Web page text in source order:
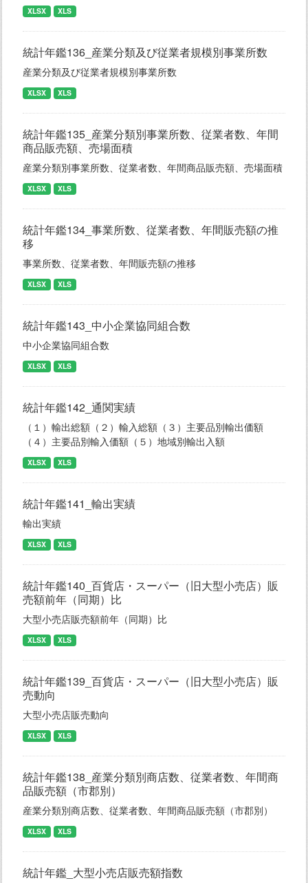
XLSX XLS
統計年鑑136_産業分類及び従業者規模別事業所数
産業分類及び従業者規模別事業所数
XLSX XLS
統計年鑑135_産業分類別事業所数、従業者数、年間
商品販売額、売場面積
産業分類別事業所数、従業者数、年間商品販売額、売場面積
XLSX XLS
統計年鑑134_事業所数、従業者数、年間販売額の推
移
事業所数、従業者数、年間販売額の推移
XLSX XLS
統計年鑑143_中小企業協同組合数
中小企業協同組合数
XLSX XLS
統計年鑑142_通関実績
（１）輸出総額（２）輸入総額（３）主要品別輸出価額
（４）主要品別輸入価額（５）地域別輸出入額
XLSX XLS
統計年鑑141_輸出実績
輸出実績
XLSX XLS
統計年鑑140_百貨店・スーパー（旧大型小売店）販
売額前年（同期）比
大型小売店販売額前年（同期）比
XLSX XLS
統計年鑑139_百貨店・スーパー（旧大型小売店）販
売動向
大型小売店販売動向
XLSX XLS
統計年鑑138_産業分類別商店数、従業者数、年間商
品販売額（市郡別）
産業分類別商店数、従業者数、年間商品販売額（市郡別）
XLSX XLS
統計年鑑_大型小売店販売額指数